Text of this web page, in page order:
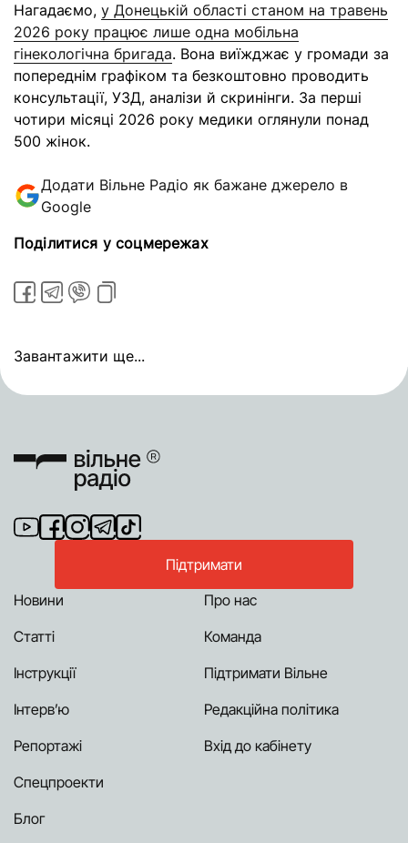
Нагадаємо, у Донецькій області станом на травень
2026 року працює лише одна мобільна
гінекологічна бригада. Вона виїжджає у громади за
попереднім графіком та безкоштовно проводить
консультації, УЗД, аналізи й скринінги. За перші
чотири місяці 2026 року медики оглянули понад
500 жінок.
Додати Вільне Радіо як бажане джерело в
Google
Поділитися у соцмережах
Завантажити ще...
Підтримати
Новини
Статті
Інструкції
Інтерв’ю
Репортажі
Спецпроекти
Блог
Про нас
Команда
Підтримати Вільне
Редакційна політика
Вхід до кабінету